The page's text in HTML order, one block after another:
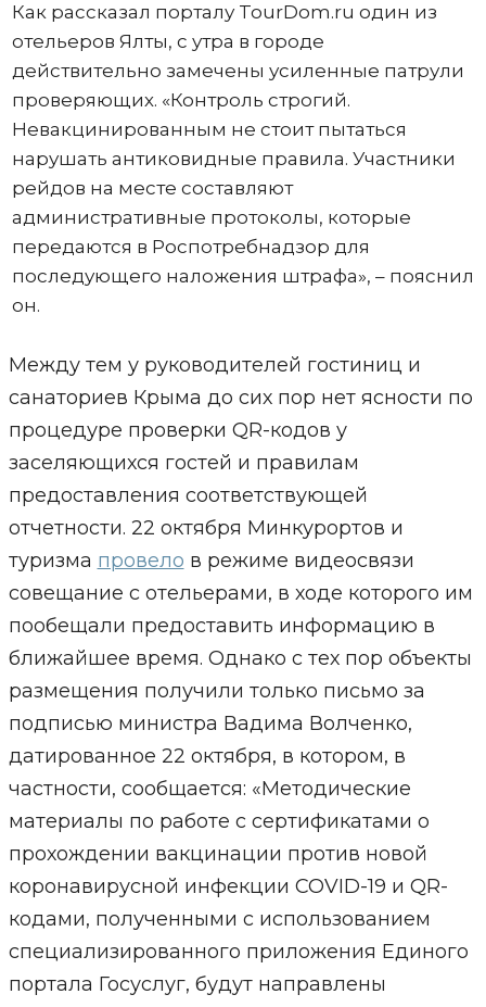
Как рассказал порталу TourDom.ru один из
отельеров Ялты, с утра в городе
действительно замечены усиленные патрули
проверяющих. «Контроль строгий.
Невакцинированным не стоит пытаться
нарушать антиковидные правила. Участники
рейдов на месте составляют
административные протоколы, которые
передаются в Роспотребнадзор для
последующего наложения штрафа», – пояснил
он.
Между тем у руководителей гостиниц и
санаториев Крыма до сих пор нет ясности по
процедуре проверки QR-кодов у
заселяющихся гостей и правилам
предоставления соответствующей
отчетности. 22 октября Минкурортов и
туризма провело в режиме видеосвязи
совещание с отельерами, в ходе которого им
пообещали предоставить информацию в
ближайшее время. Однако с тех пор объекты
размещения получили только письмо за
подписью министра Вадима Волченко,
датированное 22 октября, в котором, в
частности, сообщается: «Методические
материалы по работе с сертификатами о
прохождении вакцинации против новой
коронавирусной инфекции COVID-19 и QR-
кодами, полученными с использованием
специализированного приложения Единого
портала Госуслуг, будут направлены